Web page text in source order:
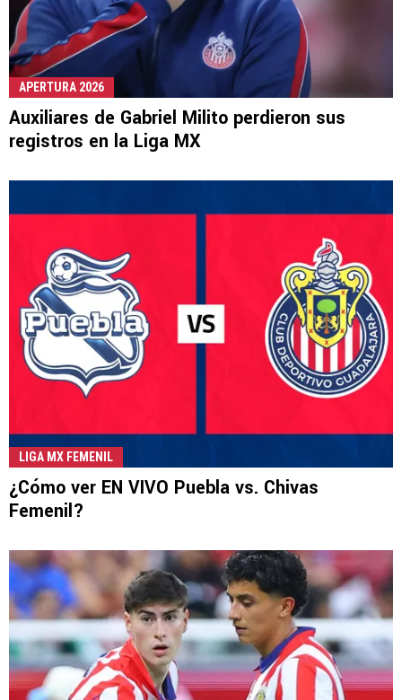
APERTURA 2026
Auxiliares de Gabriel Milito perdieron sus
registros en la Liga MX
LIGA MX FEMENIL
¿Cómo ver EN VIVO Puebla vs. Chivas
Femenil?